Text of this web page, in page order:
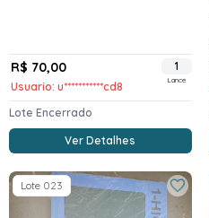
R$ 70,00
Usuario: u***********cd8
1
Lance
Lote Encerrado
Ver Detalhes
Lote 023